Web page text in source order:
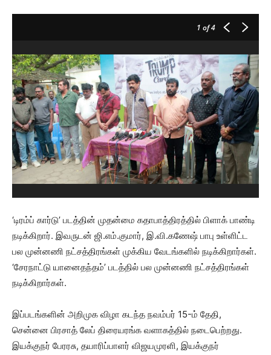
1 of 4
‘டிரம்ப் கார்டு’ படத்தின் முதன்மை கதாபாத்திரத்தில் பிளாக் பாண்டி
நடிக்கிறார். இவருடன் ஜி.எம்.குமார், இ.வி.கணேஷ் பாபு உள்ளிட்ட
பல முன்னணி நட்சத்திரங்கள் முக்கிய வேடங்களில் நடிக்கிறார்கள்.
‘சேரநாட்டு யானைதந்தம்’ படத்தில் பல முன்னணி நட்சத்திரங்கள்
நடிக்கிறார்கள்.
இப்படங்களின் அறிமுக விழா கடந்த நவம்பர் 15-ம் தேதி,
சென்னை பிரசாத் லேப் திரையரங்க வளாகத்தில் நடைபெற்றது.
இயக்குநர் பேரரசு, தயாரிப்பாளர் விஜயமுரளி, இயக்குநர்